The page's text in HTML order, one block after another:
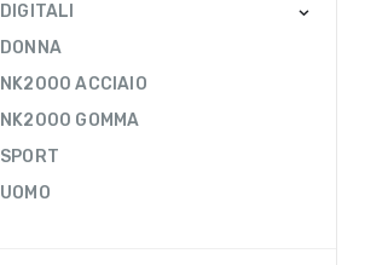
DIGITALI
DONNA
NK2000 ACCIAIO
NK2000 GOMMA
SPORT
UOMO